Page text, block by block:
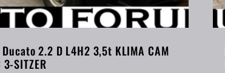
2.2 D L4H2 3,5t KLIMA CAM
3-SITZER